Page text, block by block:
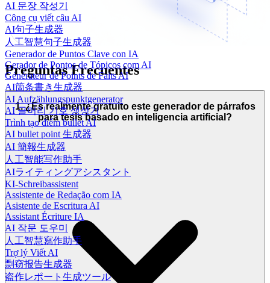
AI 문장 작성기
Công cụ viết câu AI
AI句子生成器
人工智慧句子生成器
Generador de Puntos Clave con IA
Gerador de Pontos de Tópicos com AI
Générateur de Points de Faits AI
AI箇条書き生成器
AI Aufzählungspunktgenerator
AI 글머리 기호 생성기
Trình tạo điểm bullet AI
AI bullet point 生成器
AI 簡報生成器
人工智能写作助手
AIライティングアシスタント
KI-Schreibassistent
Assistente de Redação com IA
Asistente de Escritura AI
Assistant Écriture IA
AI 작문 도우미
人工智慧寫作助手
Trợ lý Viết AI
剽窃报告生成器
盗作レポート生成ツール
Preguntas Frecuentes
1. ¿Es realmente gratuito este generador de párrafos
para tesis basado en inteligencia artificial?